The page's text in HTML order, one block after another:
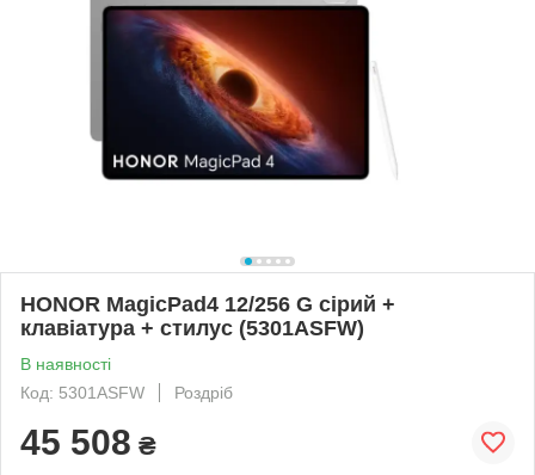
HONOR MagicPad4 12/256 G сірий +
клавіатура + стилус (5301ASFW)
В наявності
Код: 5301ASFW
Роздріб
45 508 ₴